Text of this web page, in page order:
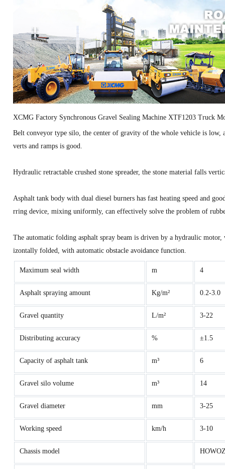
XCMG Factory Synchronous Gravel Sealing Machine XTF1203 Truck
Belt conveyor type silo, the center of gravity of the whole vehicle is low,
verts and ramps is good.
Hydraulic retractable crushed stone spreader, the stone material falls
Asphalt tank body with dual diesel burners has fast heating speed and
rring device, mixing uniformly, can effectively solve the problem of
The automatic folding asphalt spray beam is driven by a hydraulic motor,
izontally folded, with automatic obstacle avoidance function.
Maximum seal width m 4
Asphalt spraying amount Kg/m² 0.2-3.0
Gravel quantity L/m² 3-22
Distributing accuracy % ±1.5
Capacity of asphalt tank m³ 6
Gravel silo volume m³ 14
Gravel diameter mm 3-25
Working speed km/h 3-10
Chassis model